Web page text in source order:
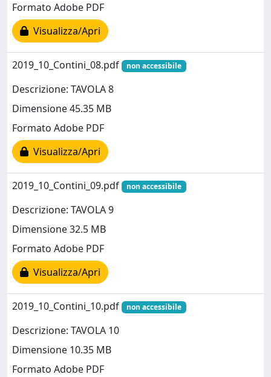
Formato Adobe PDF
Visualizza/Apri
2019_10_Contini_08.pdf non accessibile
Descrizione: TAVOLA 8
Dimensione 45.35 MB
Formato Adobe PDF
Visualizza/Apri
2019_10_Contini_09.pdf non accessibile
Descrizione: TAVOLA 9
Dimensione 32.5 MB
Formato Adobe PDF
Visualizza/Apri
2019_10_Contini_10.pdf non accessibile
Descrizione: TAVOLA 10
Dimensione 10.35 MB
Formato Adobe PDF